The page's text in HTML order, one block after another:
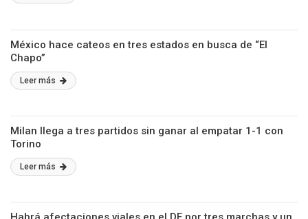
México hace cateos en tres estados en busca de “El
Chapo”
Leer más
Milan llega a tres partidos sin ganar al empatar 1-1 con
Torino
Leer más